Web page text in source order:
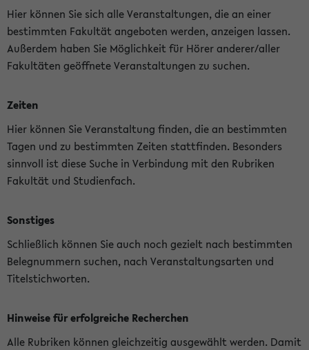
Hier können Sie sich alle Veranstaltungen, die an einer
bestimmten Fakultät angeboten werden, anzeigen lassen.
Außerdem haben Sie Möglichkeit für Hörer anderer/aller
Fakultäten geöffnete Veranstaltungen zu suchen.
Zeiten
Hier können Sie Veranstaltung finden, die an bestimmten
Tagen und zu bestimmten Zeiten stattfinden. Besonders
sinnvoll ist diese Suche in Verbindung mit den Rubriken
Fakultät und Studienfach.
Sonstiges
Schließlich können Sie auch noch gezielt nach bestimmten
Belegnummern suchen, nach Veranstaltungsarten und
Titelstichworten.
Hinweise für erfolgreiche Recherchen
Alle Rubriken können gleichzeitig ausgewählt werden. Damit